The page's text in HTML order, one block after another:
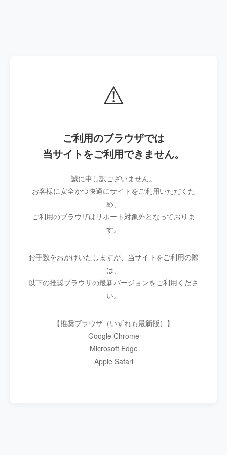
⚠️
ご利用のブラウザでは
当サイトをご利用できません。
誠に申し訳ございません。
お客様に安全かつ快適にサイトをご利用いただくた
め、
ご利用のブラウザはサポート対象外となっておりま
す。
お手数をおかけいたしますが、当サイトをご利用の際
は、
以下の推奨ブラウザの最新バージョンをご利用くださ
い。
【推奨ブラウザ（いずれも最新版）】
Google Chrome
Microsoft Edge
Apple Safari